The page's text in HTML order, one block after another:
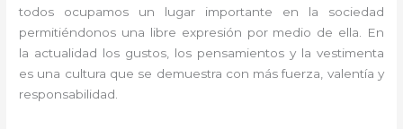
todos ocupamos un lugar importante en la sociedad
permitiéndonos una libre expresión por medio de ella. En
la actualidad los gustos, los pensamientos y la vestimenta
es una cultura que se demuestra con más fuerza, valentía y
responsabilidad.